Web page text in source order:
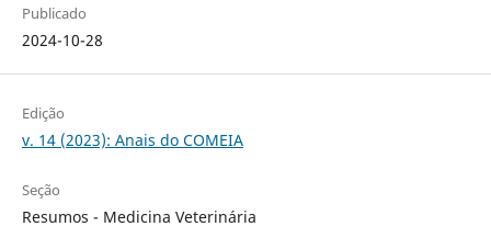
Publicado
2024-10-28
Edição
v. 14 (2023): Anais do COMEIA
Seção
Resumos - Medicina Veterinária